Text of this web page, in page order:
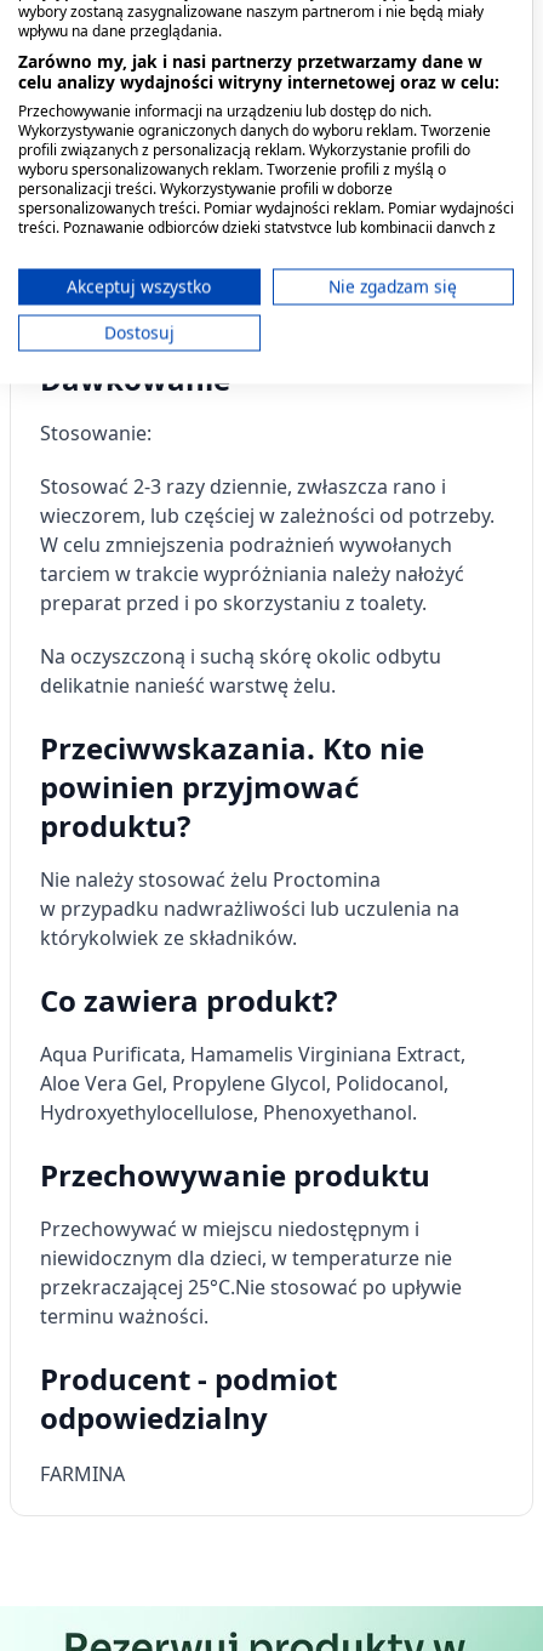
świąd i sprzyjają regeneracji podrażnionej okolicy
odbytu.
Kiedy stosować produkt?
Przeznaczenie:
Produkt wskazany do stosowania zewnętrznego,
objawów towarzyszącym hemoroidom i innym
chorobom okolic odbytu.
Dawkowanie
Stosowanie:
Stosować 2-3 razy dziennie, zwłaszcza rano i
wieczorem, lub częściej w zależności od potrzeby.
W celu zmniejszenia podrażnień wywołanych
tarciem w trakcie wypróżniania należy nałożyć
preparat przed i po skorzystaniu z toalety.
Na oczyszczoną i suchą skórę okolic odbytu
delikatnie nanieść warstwę żelu.
Przeciwwskazania. Kto nie
powinien przyjmować
produktu?
Nie należy stosować żelu Proctomina
w przypadku nadwrażliwości lub uczulenia na
którykolwiek ze składników.
Co zawiera produkt?
Aqua Purificata, Hamamelis Virginiana Extract,
Aloe Vera Gel, Propylene Glycol, Polidocanol,
Hydroxyethylocellulose, Phenoxyethanol.
Przechowywanie produktu
Przechowywać w miejscu niedostępnym i
niewidocznym dla dzieci, w temperaturze nie
przekraczającej 25°C.Nie stosować po upływie
terminu ważności.
Producent - podmiot
odpowiedzialny
FARMINA
wybory zostaną zasygnalizowane naszym partnerom i nie będą miały
wpływu na dane przeglądania.
Zarówno my, jak i nasi partnerzy przetwarzamy dane w
celu analizy wydajności witryny internetowej oraz w celu:
Przechowywanie informacji na urządzeniu lub dostęp do nich.
Wykorzystywanie ograniczonych danych do wyboru reklam. Tworzenie
profili związanych z personalizacją reklam. Wykorzystanie profili do
wyboru spersonalizowanych reklam. Tworzenie profili z myślą o
personalizacji treści. Wykorzystywanie profili w doborze
spersonalizowanych treści. Pomiar wydajności reklam. Pomiar wydajności
treści. Poznawanie odbiorców dzięki statystyce lub kombinacji danych z
ograniczonych danych do wyboru treści.
Dane mogą być udostępniane poza Unię Europejską i wysyłane do USA.
Twoja zgoda i polityka cookie dotyczą wyłącznie tej witryny/aplikacji.
Wyświetl listę partnerów (11 dostawców IAB)
Przechowywanie informacji na urządzeniu
Wykorzystywanie ograniczonych danych do
wyboru reklam
Tworzenie profili w celu
spersonalizowanych reklam
Wykorzystanie profili do wyboru
spersonalizowanych reklam
Wykorzystywanie profili w celu doboru
spersonalizowanych treści
Pomiar efektywności reklam
Pomiar efektywności treści
Rozumienie odbiorców dzięki statystyce lub
Rozwój i ulepszanie usług
Wykorzystywanie ograniczonych danych do
wyboru treści
Funkcje specjalne IAB:
Użycie dokładnych danych
geolokalizacyjnych
Identyfikowanie urządzeń na podstawie
aktywnie żądanych informacji
Cele przetwarzania inne niż IAB:
Niezbędne
Wydajność (Performance)
Reklama / śledzenie
Akceptuj wszystko
Nie zgadzam się
Dostosuj